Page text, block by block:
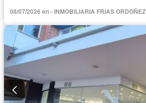
08/07/2026 en - INMOBILIARIA FRIAS ORDOÑEZ